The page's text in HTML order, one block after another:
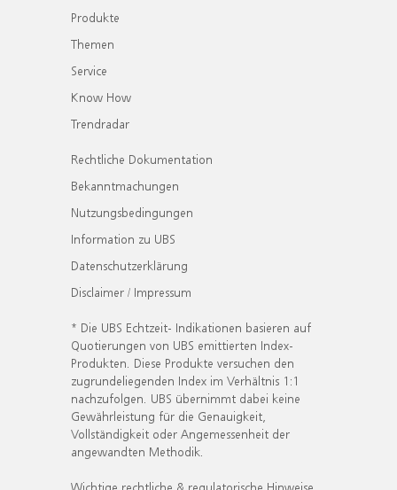
Produkte
Themen
Service
Know How
Trendradar
Rechtliche Dokumentation
Bekanntmachungen
Nutzungsbedingungen
Information zu UBS
Datenschutzerklärung
Disclaimer / Impressum
* Die UBS Echtzeit- Indikationen basieren auf
Quotierungen von UBS emittierten Index-
Produkten. Diese Produkte versuchen den
zugrundeliegenden Index im Verhältnis 1:1
nachzufolgen. UBS übernimmt dabei keine
Gewährleistung für die Genauigkeit,
Vollständigkeit oder Angemessenheit der
angewandten Methodik.